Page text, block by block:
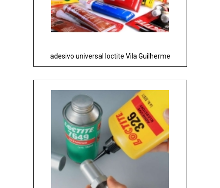
adesivo universal loctite Vila Guilherme